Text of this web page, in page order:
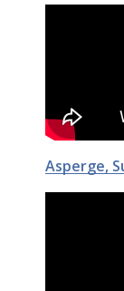
Asperge,